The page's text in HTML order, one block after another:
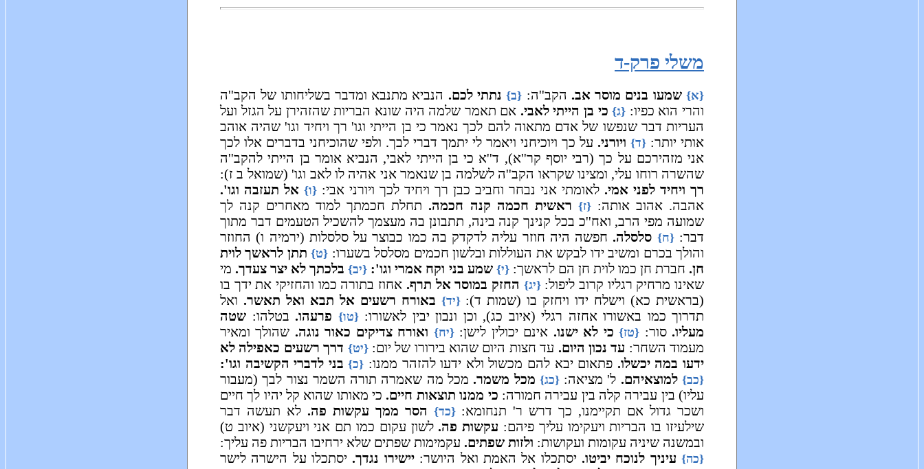
משלי פרק-ד
{א} שמעו בנים מוסר אב. הקב''ה: {ב} נתתי לכם. הנביא מתנבא ומדבר בשליחותו של הקב''ה
והרי הוא כפיו: {ג} כי בן הייתי לאבי. אם תאמר שלמה היה שונא הבריות שהזהירן על הגזל ועל
העריות דבר שנפשו של אדם מתאוה להם לכך נאמר כי בן הייתי וגו' רך ויחיד וגו' שהיה אוהב
אותי יותר: {ד} ויורני. על כך ויוכיחני ויאמר לי יתמך דברי לבך. ולפי שהוכיחני בדברים אלו לכך
אני מזהירכם על כך (רבי יוסף קר''א), ד''א כי בן הייתי לאבי, הנביא אומר בן הייתי להקב''ה
שהשרה רוחו עלי, ומצינו שקראו הקב''ה לשלמה בן שנאמר אני אהיה לו לאב וגו' (שמואל ב ז):
רך ויחיד לפני אמי. לאומתי אני נבחר וחביב כבן רך ויחיד לכך ויורני אבי: {ו} אל תעזבה וגו'.
אהבה. אהוב אותה:{ז} ראשית חכמה קנה חכמה. תחלת חכמתך למוד מאחרים קנה לך
שמועה מפי הרב, ואח''כ בכל קנינך קנה בינה, תתבונן בה מעצמך להשכיל הטעמים דבר מתוך
דבר:{ח} סלסלה. חפשה היה חוזר עליה לדקדק בה כמו כבוצר על סלסלות (ירמיה ו) החוזר
והולך בכרם ומשיב ידו לבקש את העוללות ובלשון חכמים מסלסל בשערו: {ט} תתן לראשך לוית
חן. חברת חן כמו לוית חן הם לראשך:{י} שמע בני וקח אמרי וגו': {יב} בלכתך לא יצר צעדך. מי
שאינו מרחיק רגליו קרוב ליפול:{יג} החזק במוסר אל תרף. אחוז בתורה כמו והחזיקי את ידך בו
(בראשית כא) וישלח ידו ויחזק בו (שמות ד):{יד} באורח רשעים אל תבא ואל תאשר. ואל
תדרוך כמו באשורו אחזה רגלי (איוב כג), וכן ונבון יבין לאשורו:{טו} פרעהו. בטלהו: שטה
מעליו. סור: {טז} כי לא ישנו. אינם יכולין לישן:{יח} ואורח צדיקים כאור נוגה. שהולך ומאיר
מעמוד השחר: עד נכון היום. עד חצות היום שהוא בירורו של יום:{יט} דרך רשעים כאפילה לא
ידעו במה יכשלו. פתאום יבא להם מכשול ולא ידעו להזהר ממנו: {כ} בני לדברי הקשיבה וגו':
{כב} למוצאיהם. ל' מציאה:{כג} מכל משמר. מכל מה שאמרה תורה השמר נצור לבך (מעבור
עליו) בין עבירה קלה בין עבירה חמורה: כי ממנו תוצאות חיים. כי מאותו שהוא קל יהיו לך חיים
ושכר גדול אם תקיימנו, כך דרש ר' תנחומא:{כד} הסר ממך עקשות פה. לא תעשה דבר
שילעיזו בו הבריות ויעקימו עליך פיהם: עקשות פה. לשון עקום כמו תם אני ויעקשני (איוב ט)
ובמשנה שיניה עקומות ועקושות: ולזות שפתים. עקמימות שפתים שלא ירחיבו הבריות פה עליך:
{כה} עיניך לנוכח יביטו. יסתכלו אל האמת ואל היושר:יישירו נגדך. יסתכלו על הישרה לישר